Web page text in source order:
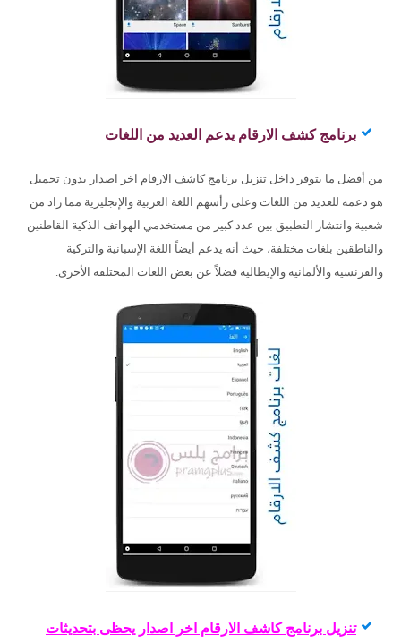
برنامج كشف الارقام يدعم العديد من اللغات
من أفضل ما يتوفر داخل تنزيل برنامج كاشف الارقام اخر اصدار بدون تحميل
هو دعمه للعديد من اللغات وعلى رأسهم اللغة العربية والإنجليزية مما زاد من
شعبية وانتشار التطبيق بين عدد كبير من مستخدمي الهواتف الذكية القاطنين
والناطقين بلغات مختلفة، حيث أنه يدعم أيضاً اللغة الإسبانية والتركية
والفرنسية والألمانية والإيطالية فضلاً عن بعض اللغات المختلفة الأخرى.
تنزيل برنامج كاشف الارقام اخر اصدار يحظى بتحديثات